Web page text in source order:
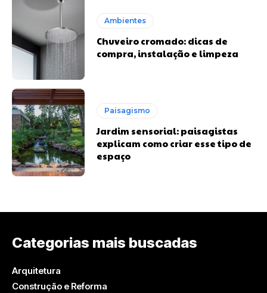
Ambientes
Chuveiro cromado: dicas de
compra, instalação e limpeza
Paisagismo
Jardim sensorial: paisagistas
explicam como criar esse tipo de
espaço
Categorias mais buscadas
Arquitetura
Construção e Reforma